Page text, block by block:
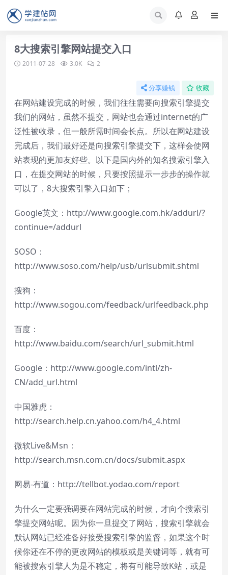
8大搜索引擎网站提交入口
2011-07-28 3.0K 2
分享赚钱 收藏
在网站建设完成的时候，我们往往需要向搜索引擎提交
我们的网站，虽然不提交，网站也会通过internet的广
泛性被收录，但一般所需时间会长点。所以在网站建设
完成后，我们最好还是向搜索引擎提交下，这样会使网
站表现的更加友好些。以下是国内外的知名搜索引擎入
口，在提交网站的时候，只要按照提示一步步的操作就
可以了，8大搜索引擎入口如下；
Google英文： http://www.google.com.hk/addurl/?
continue=/addurl
SOSO：
http://www.soso.com/help/usb/urlsubmit.shtml
搜狗：
http://www.sogou.com/feedback/urlfeedback.php
百度：
http://www.baidu.com/search/url_submit.html
Google： http://www.google.com/intl/zh-
CN/add_url.html
中国雅虎：
http://search.help.cn.yahoo.com/h4_4.html
微软Live&Msn：
http://search.msn.com.cn/docs/submit.aspx
网易-有道： http://tellbot.yodao.com/report
为什么一定要强调要在网站完成的时候，才向个搜索引
擎提交网站呢。因为你一旦提交了网站，搜索引擎就会
默认网站已经准备好接受搜索引擎的监督，如果这个时
候你还在不停的更改网站的模板或是关键词等，就有可
能被搜索引擎人为是不稳定，将有可能导致K站，或是